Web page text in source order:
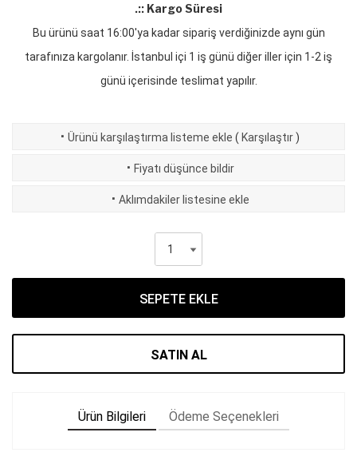
.:: Kargo Süresi
Bu ürünü saat 16:00'ya kadar sipariş verdiğinizde aynı gün
tarafınıza kargolanır. İstanbul içi 1 iş günü diğer iller için 1-2 iş
günü içerisinde teslimat yapılır.
· Ürünü karşılaştırma listeme ekle ( Karşılaştır )
· Fiyatı düşünce bildir
· Aklımdakiler listesine ekle
SEPETE EKLE
SATIN AL
Ürün Bilgileri Ödeme Seçenekleri